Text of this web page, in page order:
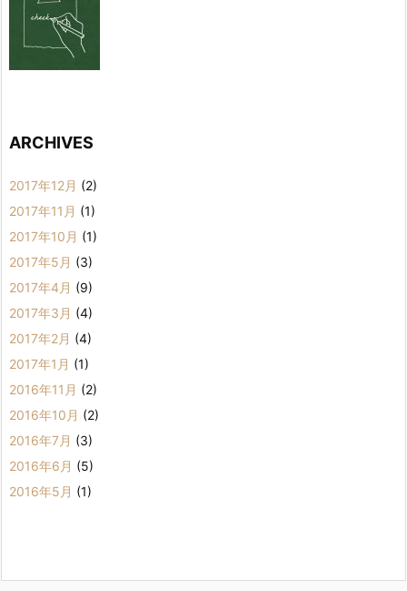
ARCHIVES
2017年12月 (2)
2017年11月 (1)
2017年10月 (1)
2017年5月 (3)
2017年4月 (9)
2017年3月 (4)
2017年2月 (4)
2017年1月 (1)
2016年11月 (2)
2016年10月 (2)
2016年7月 (3)
2016年6月 (5)
2016年5月 (1)